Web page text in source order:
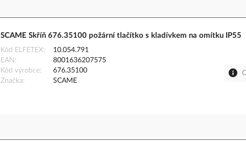
SCAME Skříň 676.35100 požární tlačítko s kladívkem na omítku IP55
Kód ELFETEX
10.054.791
EAN
8001636207575
Kód výrobce
676.35100
Značka
SCAME